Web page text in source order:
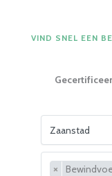
VIND SNEL EEN
Vul je
×